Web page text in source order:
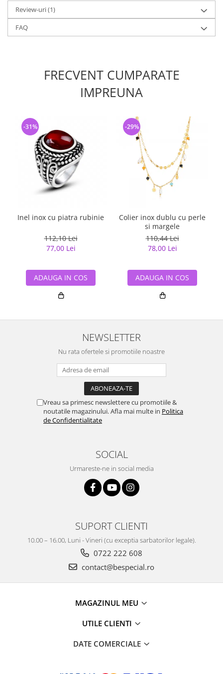
Review-uri(1)
FAQ
FRECVENT CUMPARATE
IMPREUNA
Inel inox cu piatra rubinie
112,10 Lei
77,00 Lei
-31%
ADAUGA IN COS
Colier inox dublu cu perle
si margele
110,44 Lei
78,00 Lei
-29%
ADAUGA IN COS
NEWSLETTER
Nu rata ofertele si promotiile noastre
Vreau sa primesc newslettere cu promotiile &
noutatile magazinului. Afla mai multe in Politica
de Confidentialitate
SOCIAL
Urmareste-ne in social media
SUPORT CLIENTI
10.00 – 16.00, Luni - Vineri (cu exceptia sarbatorilor legale).
0722 222 608
contact@bespecial.ro
MAGAZINUL MEU
UTILE CLIENTI
DATE COMERCIALE